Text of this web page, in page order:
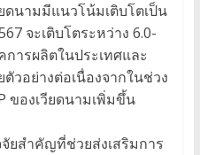
ดนามมีแนวโน้มเติบโตเป็น
จะเติบโตระหว่าง 6.0-
ารผลิตในประเทศและ
วอย่างต่อเนื่องจากในช่วง
ของเวียดนามเพิ่มขึ้น
ยสำคัญที่ช่วยส่งเสริมการ